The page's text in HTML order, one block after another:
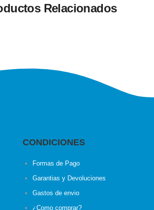
Relacionados
CONDICIONES
Formas de Pago
Garantias y Devoluciones
Gastos de envio
¿Como comprar?